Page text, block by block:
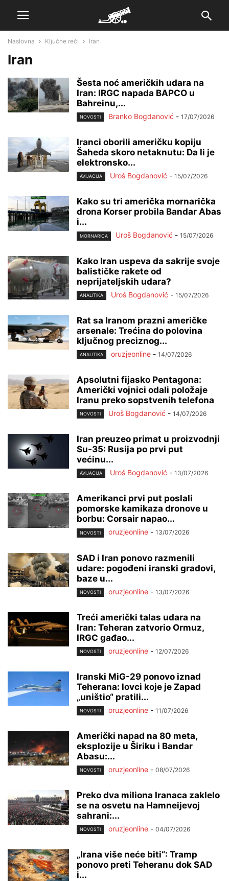
Naslovna Ključne reči Iran
Iran
Šesta noć američkih udara na
Iran: IRGC napada BAPCO u
Bahreinu,...
NOVOSTI Branko Bogdanović - 17/07/2026
Iranci oborili američku kopiju
Šaheda skoro netaknutu: Da li je
elektronsko...
AVIJACIJA Uroš Bogdanović - 15/07/2026
Kako su tri američka mornarička
drona Korser probila Bandar Abas
i...
MORNARICA Uroš Bogdanović - 15/07/2026
Kako Iran uspeva da sakrije svoje
balističke rakete od
neprijateljskih udara?
ANALITIKA Uroš Bogdanović - 15/07/2026
Rat sa Iranom prazni američke
arsenale: Trećina do polovina
ključnog preciznog...
ANALITIKA oruzjeonline - 14/07/2026
Apsolutni fijasko Pentagona:
Američki vojnici odali položaje
Iranu preko sopstvenih telefona
NOVOSTI Uroš Bogdanović - 14/07/2026
Iran preuzeo primat u proizvodnji
Su-35: Rusija po prvi put
većinu...
AVIJACIJA Uroš Bogdanović - 13/07/2026
Amerikanci prvi put poslali
pomorske kamikaza dronove u
borbu: Corsair napao...
NOVOSTI oruzjeonline - 13/07/2026
SAD i Iran ponovo razmenili
udare: pogođeni iranski gradovi,
baze u...
NOVOSTI oruzjeonline - 13/07/2026
Treći američki talas udara na
Iran: Teheran zatvorio Ormuz,
IRGC gađao...
NOVOSTI oruzjeonline - 12/07/2026
Iranski MiG-29 ponovo iznad
Teherana: lovci koje je Zapad
„uništio“ pratili...
NOVOSTI oruzjeonline - 11/07/2026
Američki napad na 80 meta,
eksplozije u Širiku i Bandar
Abasu:...
NOVOSTI oruzjeonline - 08/07/2026
Preko dva miliona Iranaca zaklelo
se na osvetu na Hamneijevoj
sahrani:...
NOVOSTI oruzjeonline - 04/07/2026
„Irana više neće biti“: Tramp
ponovo preti Teheranu dok SAD
i...